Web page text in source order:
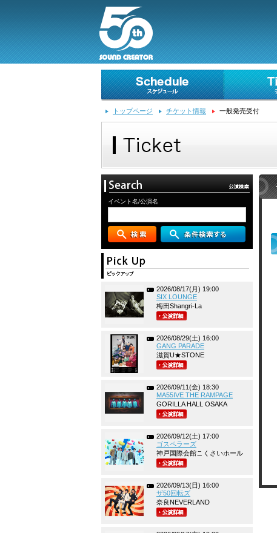
トップページ チケット情報 一般発売受付
イベント名/公演名
2026/08/17(月) 19:00
SIX LOUNGE
梅田Shangri-La
2026/08/29(土) 16:00
GANG PARADE
滋賀U★STONE
2026/09/11(金) 18:30
MA55IVE THE RAMPAGE
GORILLA HALL OSAKA
2026/09/12(土) 17:00
ゴスペラーズ
神戸国際会館こくさいホール
2026/09/13(日) 16:00
ザ50回転ズ
奈良NEVERLAND